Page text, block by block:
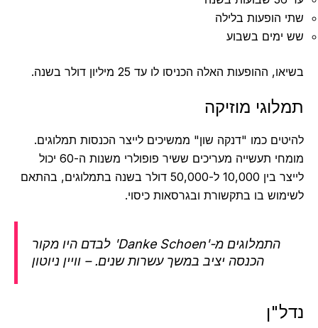
הופעות בלילה
בשבוע
ההופעות האלה הכניסו לו עד 25 מיליון דולר בשנה.
מוזיקה
כמו "דנקה שון" ממשיכים לייצר הכנסות תמלוגים.
מומחי תעשייה מעריכים ששיר פופולרי משנות ה-60 יכול
לייצר בין 10,000 ל-50,000 דולר בשנה בתמלוגים, בהתאם
בו בתקשורת ובגרסאות כיסוי.
התמלוגים מ-'Danke Schoen' לבדם היו מקור
הכנסה יציב במשך עשרות שנים. – וויין ניוטון